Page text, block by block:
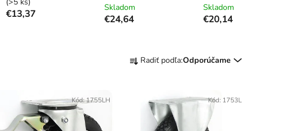
€13,37
Skladom
€24,64
Skladom
€20,14
a Radiť podľa:Odporúčame
Kód:1755LH Kód: 1753L